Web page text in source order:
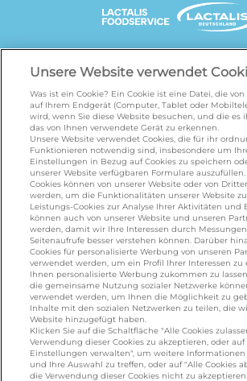
UNSERE
galbani.de/leerdammer.de/
salakis.de/
omiramilch.de/
KONTAKT
Lactalis Deutschland GmbH -
887 366 /
Omira Bodenseemilch
(0)751 887 366 /
Unsere Website verwendet
Was ist ein Cookie? Ein Cookie ist eine Datei, die
auf Ihrem Endgerät (Computer, Tablet oder
wird, wenn Sie diese Website besuchen, und die es
das von Ihnen verwendete Gerät zu erkennen.
Unsere Website verwendet Cookies, die für ihr
Funktionieren notwendig sind, insbesondere um
Einstellungen in Bezug auf Cookies zu speichern
unserer Website verfügbaren Formulare
Cookies können von unserer Website oder von
werden, um die Funktionalitäten unserer Website zu
Leistungs-Cookies zur Analyse Ihrer Aktivitäten und
können auch von unserer Website und unseren
werden, damit wir Ihre Interessen durch
Seitenaufrufe besser verstehen können. Darüber
Cookies für personalisierte Werbung von unseren
verwendet werden, um ein Profil Ihrer Interessen zu
Ihnen personalisierte Werbung zukommen zu
die gemeinsame Nutzung sozialer Netzwerke
verwendet werden, um Ihnen die Möglichkeit zu
Inhalte mit den sozialen Netzwerken zu teilen, die
Website hinzugefügt haben.
Klicken Sie auf die Schaltfläche "Alle Cookies
Verwendung dieser Cookies zu akzeptieren, oder auf
Einstellungen verwalten", um weitere Informationen
und Ihre Auswahl zu treffen, oder auf "Alle Cookies
die Verwendung dieser Cookies nicht zu